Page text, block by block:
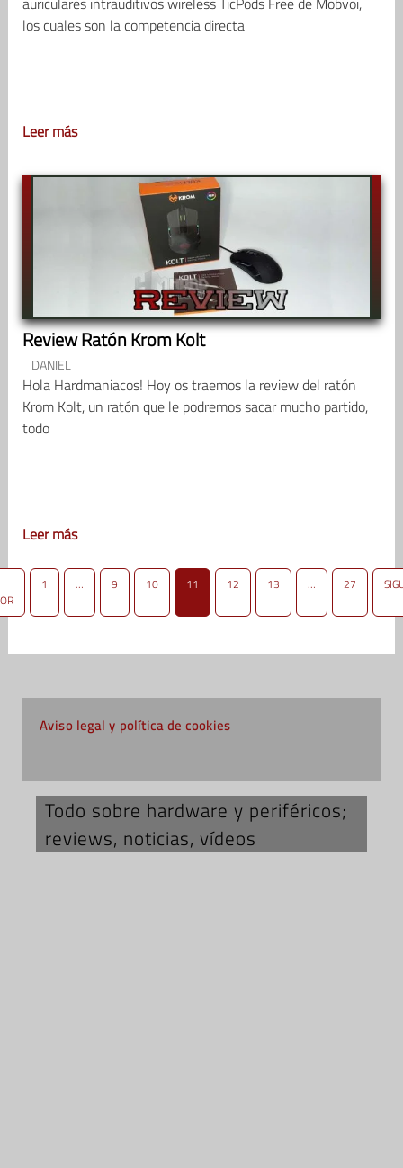
los cuales son la competencia directa
Leer más
Review Ratón Krom Kolt
DANIEL
Hola Hardmaniacos! Hoy os traemos la review del ratón
Krom Kolt, un ratón que le podremos sacar mucho partido,
todo
Leer más
1 … 9 10 11 12 13 … 27
Aviso legal y política de cookies
Todo sobre hardware y periféricos;
reviews, noticias, vídeos